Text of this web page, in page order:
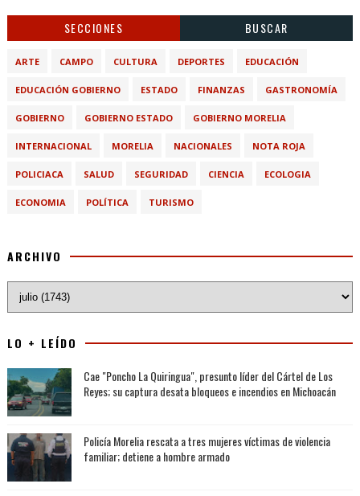
SECCIONES BUSCAR
ARTE CAMPO CULTURA DEPORTES EDUCACIÓN
EDUCACIÓN GOBIERNO ESTADO FINANZAS GASTRONOMÍA
GOBIERNO GOBIERNO ESTADO GOBIERNO MORELIA
INTERNACIONAL MORELIA NACIONALES NOTA ROJA
POLICIACA SALUD SEGURIDAD CIENCIA ECOLOGIA
ECONOMIA POLÍTICA TURISMO
ARCHIVO
LO + LEÍDO
Cae "Poncho La Quiringua", presunto líder del Cártel de Los
Reyes; su captura desata bloqueos e incendios en Michoacán
Policía Morelia rescata a tres mujeres víctimas de violencia
familiar; detiene a hombre armado